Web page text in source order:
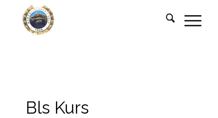
Bls Kurs